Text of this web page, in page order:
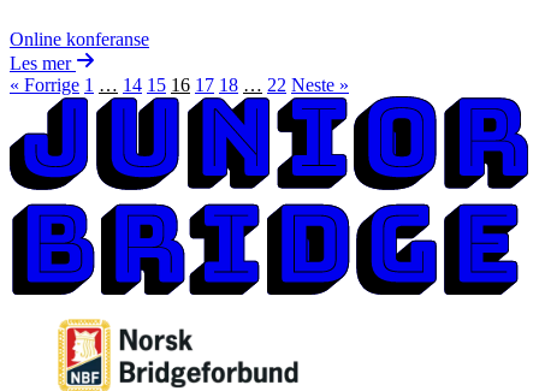
Online konferanse
Les mer
« Forrige 1 … 14 15 16 17 18 … 22 Neste »